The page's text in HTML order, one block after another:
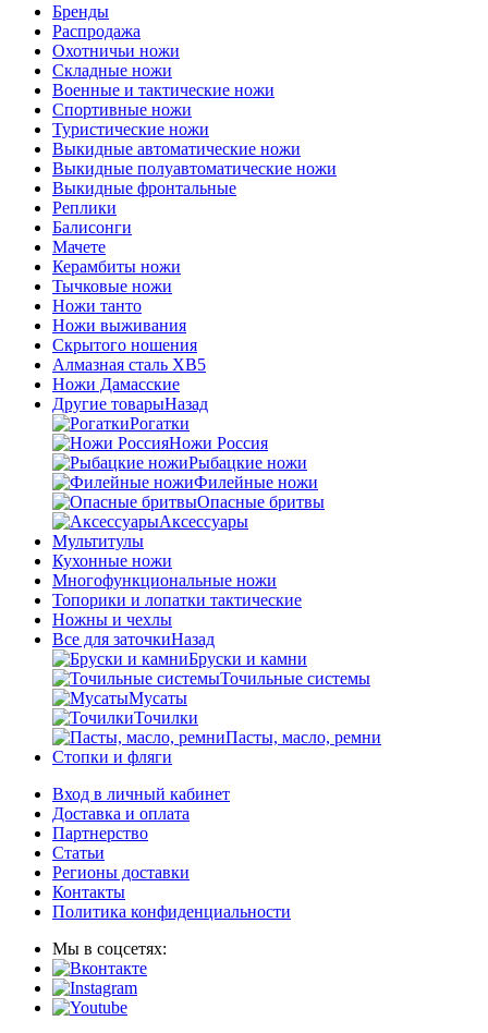
Бренды
Распродажа
Охотничьи ножи
Складные ножи
Военные и тактические ножи
Спортивные ножи
Туристические ножи
Выкидные автоматические ножи
Выкидные полуавтоматические ножи
Выкидные фронтальные
Реплики
Балисонги
Мачете
Керамбиты ножи
Тычковые ножи
Ножи танто
Ножи выживания
Скрытого ношения
Алмазная сталь ХВ5
Ножи Дамасские
Другие товарыНазад
Рогатки
Ножи Россия
Рыбацкие ножи
Филейные ножи
Опасные бритвы
Аксессуары
Мультитулы
Кухонные ножи
Многофункциональные ножи
Топорики и лопатки тактические
Ножны и чехлы
Все для заточкиНазад
Бруски и камни
Точильные системы
Мусаты
Точилки
Пасты, масло, ремни
Стопки и фляги
Вход в личный кабинет
Доставка и оплата
Партнерство
Статьи
Регионы доставки
Контакты
Политика конфиденциальности
Мы в соцсетях: